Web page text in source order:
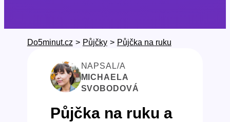
Do5minut.cz > Půjčky > Půjčka na ruku
NAPSAL/A
MICHAELA
SVOBODOVÁ
Půjčka na ruku a